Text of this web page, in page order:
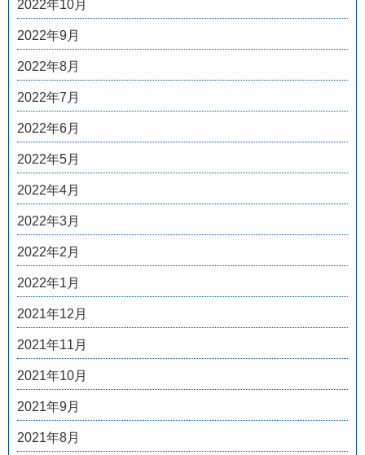
2022年10月
2022年9月
2022年8月
2022年7月
2022年6月
2022年5月
2022年4月
2022年3月
2022年2月
2022年1月
2021年12月
2021年11月
2021年10月
2021年9月
2021年8月